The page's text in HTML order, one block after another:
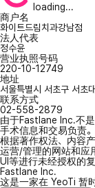
loading...
商户名
화이트드림치과강남점
法人代表
정수윤
营业执照号码
220-10-12749
地址
서울특별시 서초구 서
联系方式
02-558-2879
由于Fastlane Inc.不
手术信息和交易负责。
根据著作权法、内容
运营/管理的网站和应
UI等进行未经授权的
Fastlane Inc.
这是一家在 YeoTi 暂